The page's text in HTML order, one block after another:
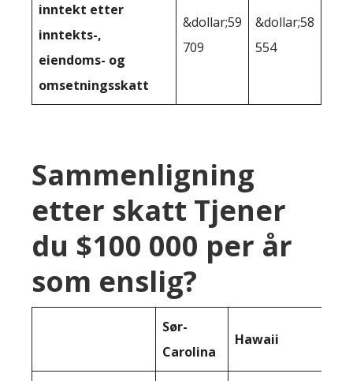
inntekt etter
inntekts-,
eiendoms- og
omsetningsskatt
&dollar;59
709
&dollar;58
554
Sammenligning
etter skatt Tjener
du $100 000 per år
som enslig?
Sør-
Carolina
Hawaii